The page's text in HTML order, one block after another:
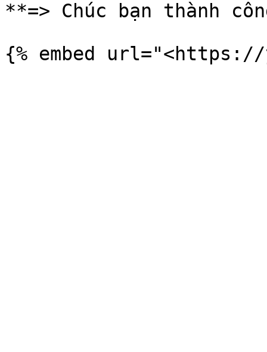
**=> Chúc bạn thành